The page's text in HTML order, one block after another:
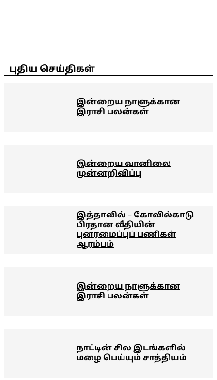
05-
14புதிய செய்திகள்
இன்றைய நாளுக்கான
இராசி பலன்கள்
இன்றைய வானிலை
முன்னறிவிப்பு
இத்தாவில் – கோவில்காடு
பிரதான வீதியின்
புனரமைப்புப் பணிகள்
ஆரம்பம்
இன்றைய நாளுக்கான
இராசி பலன்கள்
நாட்டின் சில இடங்களில்
மழை பெய்யும் சாத்தியம்